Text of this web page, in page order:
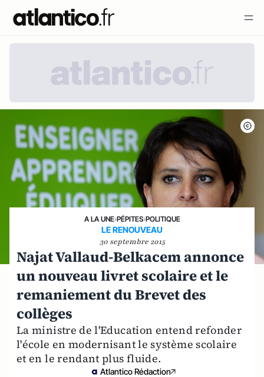
A LA UNE›PÉPITES›POLITIQUE
LE RENOUVEAU
30 septembre 2015
Najat Vallaud-Belkacem annonce
un nouveau livret scolaire et le
remaniement du Brevet des
collèges
La ministre de l'Education entend refonder
l'école en modernisant le système scolaire
et en le rendant plus fluide.
Atlantico Rédaction